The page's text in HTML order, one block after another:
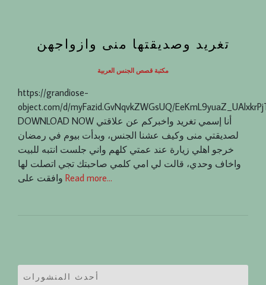
تغريد وصديقتها منى وازواجهن
مكتبة قصص الجنس العربية
https://grandiose-
object.com/d/myFazid.GvNqvkZWGsUQ/
DOWNLOAD NOW أنا إسمي تغريد واخبركم عن علاقتي
لصديقتي منى وكيف عشنا الجنس، وبدأت بيوم في رمضان
خرجو اهلي زيارة عند عمتي كلهم واني جلست انتبه للبيت
واخاف وحدي، قالت لي امي كلمي صاحبتك تجي اتصلت لها
Read more…
أحدث المنشورات